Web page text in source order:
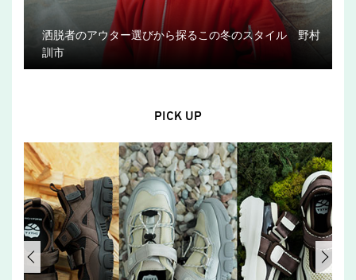
洒脱者のアウター選びから探るこの冬のスタイル 野村
訓市
PICK UP